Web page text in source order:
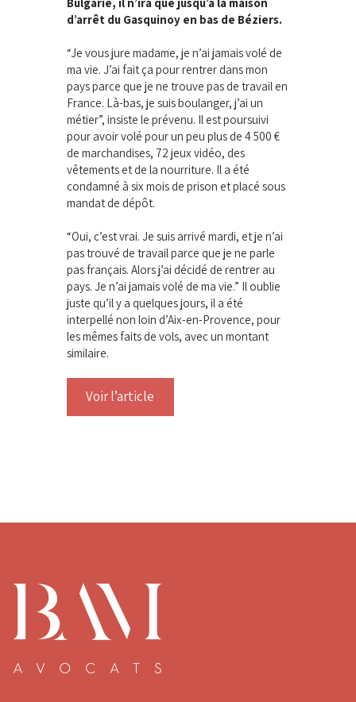
d’arrêt du Gasquinoy en bas de Béziers.
“Je vous jure madame, je n’ai jamais volé de
ma vie. J’ai fait ça pour rentrer dans mon
pays parce que je ne trouve pas de travail en
France. Là-bas, je suis boulanger, j’ai un
métier”, insiste le prévenu. Il est poursuivi
pour avoir volé pour un peu plus de 4 500 €
de marchandises, 72 jeux vidéo, des
vêtements et de la nourriture. Il a été
condamné à six mois de prison et placé sous
mandat de dépôt.
“Oui, c’est vrai. Je suis arrivé mardi, et je n’ai
pas trouvé de travail parce que je ne parle
pas français. Alors j’ai décidé de rentrer au
pays. Je n’ai jamais volé de ma vie.” Il oublie
juste qu’il y a quelques jours, il a été
interpellé non loin d’Aix-en-Provence, pour
les mêmes faits de vols, avec un montant
similaire.
Voir l’article